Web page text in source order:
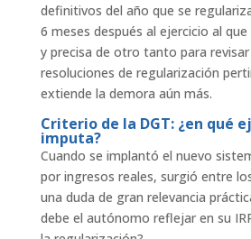
definitivos del año que se
6 meses después al ejercicio al
y precisa de otro tanto para
resoluciones de regularización
extiende la demora aún más.
Criterio de la DGT: ¿en qué
imputa?
Cuando se implantó el nuevo
por ingresos reales, surgió entre
una duda de gran relevancia
debe el autónomo reflejar en su